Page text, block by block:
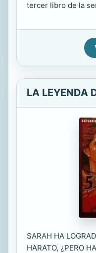
tercer libro de la
LA LEYENDA
SARAH HA
HARATO, ¿PERO